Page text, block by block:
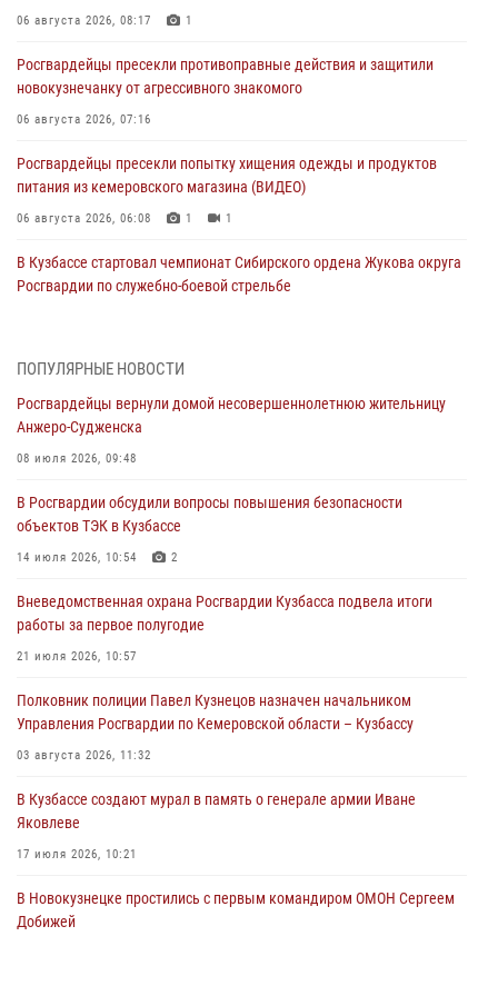
06 августа 2026, 08:17 1
Росгвардейцы пресекли противоправные действия и защитили
новокузнечанку от агрессивного знакомого
06 августа 2026, 07:16
Росгвардейцы пресекли попытку хищения одежды и продуктов
питания из кемеровского магазина (ВИДЕО)
06 августа 2026, 06:08 1 1
В Кузбассе стартовал чемпионат Сибирского ордена Жукова округа
Росгвардии по служебно-боевой стрельбе
Росгвардейцы задержали в Кемерове дебошира, устроившего
05 августа 2026, 09:30
Росгвардейцы задержали участника драки, причинившего побои
05 августа 2026, 08:50
Росгвардейцы пресекли нарушение общественного порядка на
05 августа 2026, 08:10
Росгвардейцы в Юрге пресекли попытку проникновения на
05 августа 2026, 07:45
ПОПУЛЯРНЫЕ НОВОСТИ
Росгвардейцы вернули домой несовершеннолетнюю жительницу
Анжеро-Судженска
08 июля 2026, 09:48
В Росгвардии обсудили вопросы повышения безопасности
объектов ТЭК в Кузбассе
14 июля 2026, 10:54 2
Вневедомственная охрана Росгвардии Кузбасса подвела итоги
работы за первое полугодие
21 июля 2026, 10:57
Полковник полиции Павел Кузнецов назначен начальником
Управления Росгвардии по Кемеровской области – Кузбассу
03 августа 2026, 11:32
В Кузбассе создают мурал в память о генерале армии Иване
Яковлеве
17 июля 2026, 10:21
В Новокузнецке простились с первым командиром ОМОН Сергеем
Добижей